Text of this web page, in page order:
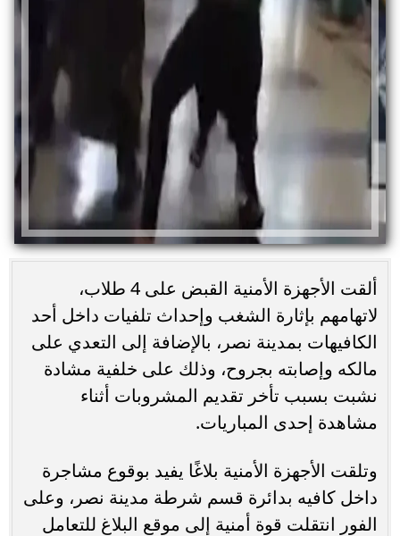
ألقت الأجهزة الأمنية القبض على 4 طلاب،
لاتهامهم بإثارة الشغب وإحداث تلفيات داخل أحد
الكافيهات بمدينة نصر، بالإضافة إلى التعدي على
مالكه وإصابته بجروح، وذلك على خلفية مشادة
نشبت بسبب تأخر تقديم المشروبات أثناء
مشاهدة إحدى المباريات.
وتلقت الأجهزة الأمنية بلاغًا يفيد بوقوع مشاجرة
داخل كافيه بدائرة قسم شرطة مدينة نصر، وعلى
الفور انتقلت قوة أمنية إلى موقع البلاغ للتعامل